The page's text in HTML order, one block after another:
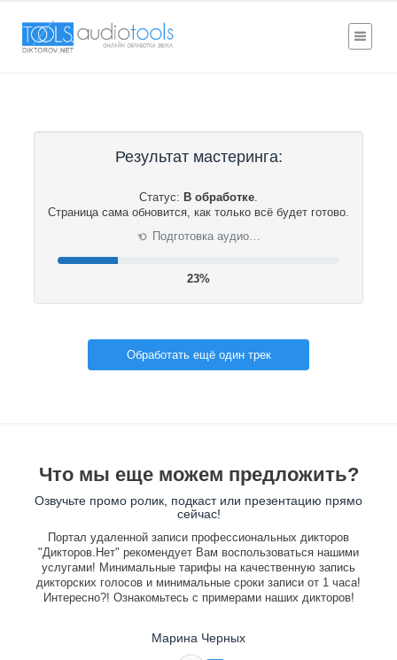
Результат мастеринга:
Статус: В обработке.
Страница сама обновится, как только всё будет готово.
⟳ Подготовка аудио…
24%
Обработать ещё один трек
Что мы еще можем предложить?
Озвучьте промо ролик, подкаст или презентацию прямо
сейчас!
Портал удаленной записи профессиональных дикторов
"Дикторов.Нет" рекомендует Вам воспользоваться нашими
услугами! Минимальные тарифы на качественную запись
дикторских голосов и минимальные сроки записи от 1 часа!
Интересно?! Ознакомьтесь с примерами наших дикторов!
Марина Черных